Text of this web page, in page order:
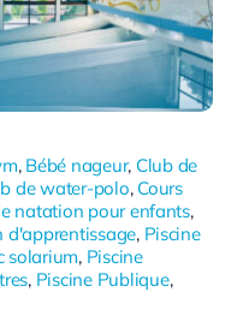
, Bébé nageur, Club de
de water-polo, Cours
natation pour enfants,
d'apprentissage, Piscine
solarium, Piscine
, Piscine Publique,